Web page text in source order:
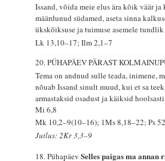
Issand, võida meie elus ära kõik väär ja
määrdunud südamed, aseta sinna
ükskõiksuse ja tuimuse asemele
Lk 13,10–17; Ilm 2,1–7
20. PÜHAPÄEV PÄRAST
Tema on andnud sulle teada, inimene,
nõuab Issand sinult muud, kui et sa
armastaksid osadust ja käiksid
Mi 6,8
Mk 10,2–9(10–16); 1Ms 8,18–22; Ps 52
Jutlus: 2Kr 3,3–9
18. PühapäevSelles paigas ma annan